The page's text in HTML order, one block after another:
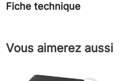
Fiche technique
Vous aimerez aussi